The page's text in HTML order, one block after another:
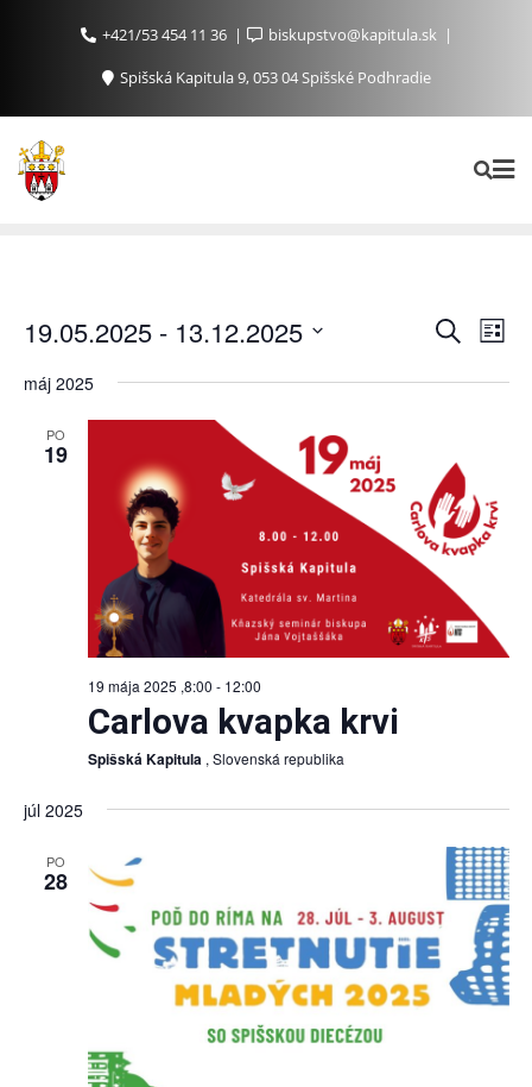
+421/53 454 11 36
biskupstvo@kapitula.sk
Spišská Kapitula 9, 053 04 Spišské Podhradie
Udalosti
and
Vyhľadať
List
19.05.2025 - 13.12.2025
dátum.
máj 2025
PO
19
19 mája 2025 ,8:00 - 12:00
Carlova kvapka krvi
Spišská Kapitula , Slovenská republika
júl 2025
PO
28